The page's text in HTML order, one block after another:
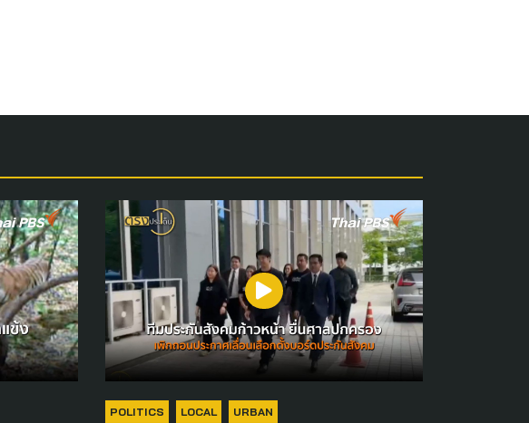
POLITICS LOCAL URBAN